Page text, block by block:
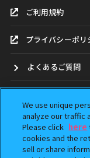
ご利用規約
プライバシーポリ
よくあるご質問
ガシャポンどこ？
アンケート
We use unique
analyze our traffic
Please click here
cookies and the
sell or share